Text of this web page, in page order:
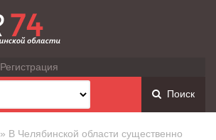
Регистрация
Поиск
» В Челябинской области существенно